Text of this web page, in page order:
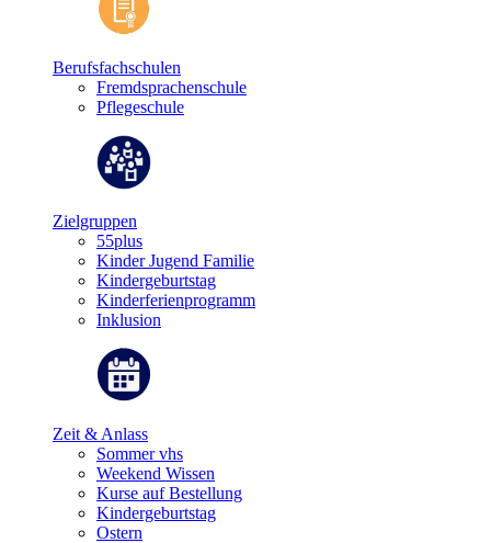
Berufsfachschulen
Fremdsprachenschule
Pflegeschule
Zielgruppen
55plus
Kinder Jugend Familie
Kindergeburtstag
Kinderferienprogramm
Inklusion
Zeit & Anlass
Sommer vhs
Weekend Wissen
Kurse auf Bestellung
Kindergeburtstag
Ostern